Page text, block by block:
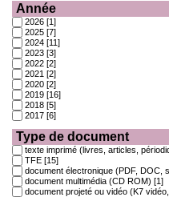
Année
2026 [1]
2025 [7]
2024 [11]
2023 [3]
2022 [2]
2021 [2]
2020 [2]
2019 [16]
2018 [5]
2017 [6]
Type de document
texte imprimé (livres, articles,
TFE [15]
document électronique (PDF, DOC,
document multimédia (CD ROM) [1]
document projeté ou vidéo (K7